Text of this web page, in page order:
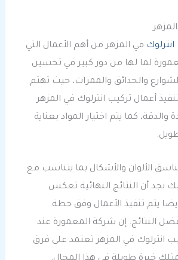
في المزهر من أهم الأعمال التي
لما لها من دور كبير في تحسين
والحدائق والممرات، حيث تهتم
أعمال تركيب انترلوك في المزهر
والدقة، كما يتم اختيار المواد بعناية
الألوان والأشكال بما يتناسب مع
نجد أن النتائج النهائية تعكس
يتم تنفيذ الأعمال وفق خطة
النتائج. إن شركة المعمورة عند
انترلوك في المزهر تعتمد على فرق